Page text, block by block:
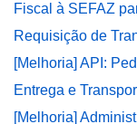
Fiscal à SEFAZ
Requisição de
[Melhoria] API:
Entrega e
[Melhoria]